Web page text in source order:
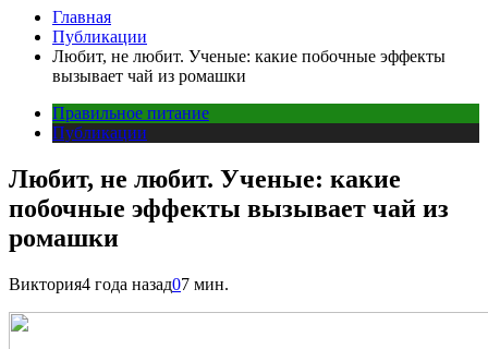
Главная
Публикации
Любит, не любит. Ученые: какие побочные эффекты
вызывает чай из ромашки
Правильное питание
Публикации
Любит, не любит. Ученые: какие
побочные эффекты вызывает чай из
ромашки
Виктория4 года назад07 мин.